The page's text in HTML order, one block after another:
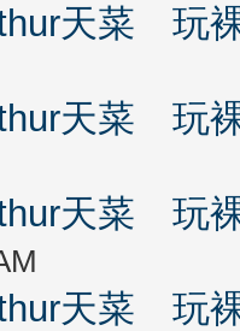
天菜 玩
天菜 玩
天菜 玩
天菜 玩